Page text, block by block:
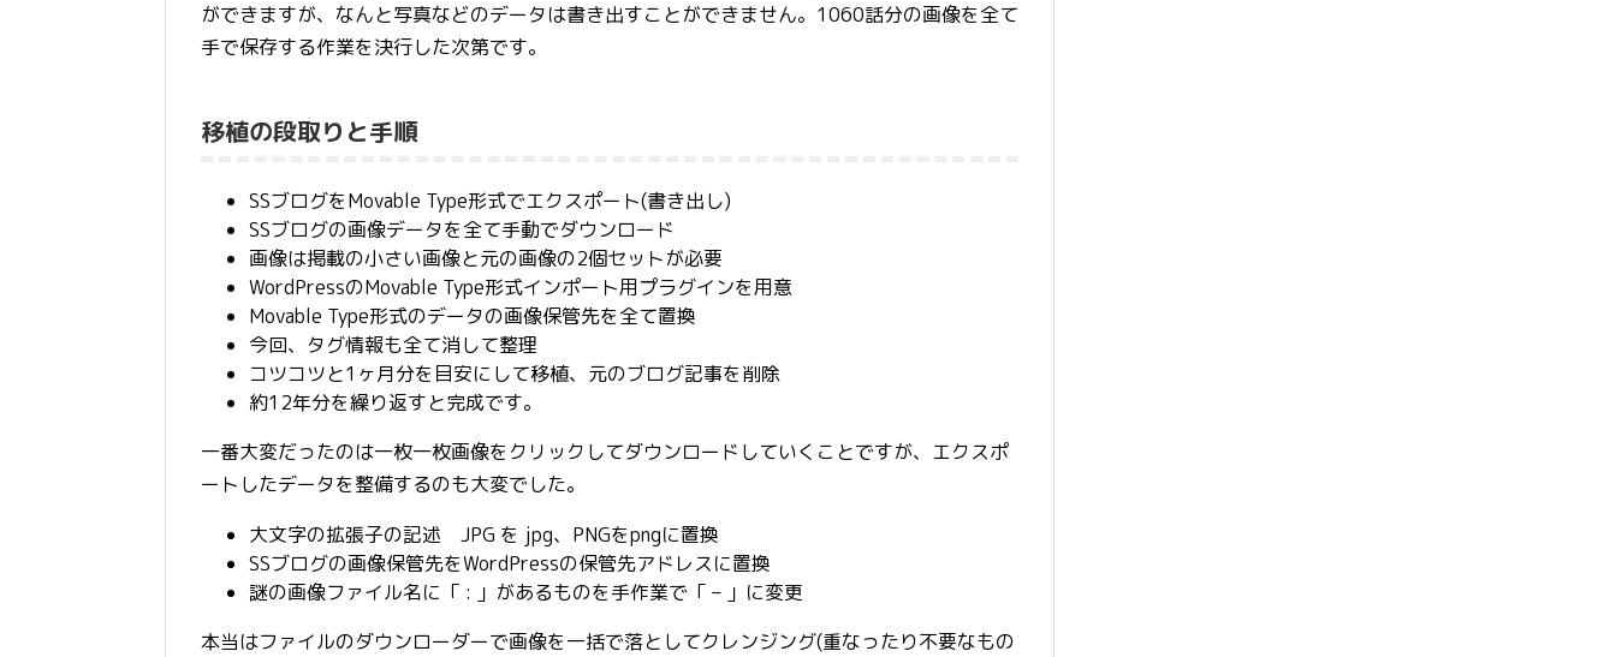
ができますが、なんと写真などのデータは書き出すことができません。1060話分の画像を全て
手で保存する作業を決行した次第です。
移植の段取りと手順
SSブログをMovable Type形式でエクスポート(書き出し)
SSブログの画像データを全て手動でダウンロード
画像は掲載の小さい画像と元の画像の2個セットが必要
WordPressのMovable Type形式インポート用プラグインを用意
Movable Type形式のデータの画像保管先を全て置換
今回、タグ情報も全て消して整理
コツコツと1ヶ月分を目安にして移植、元のブログ記事を削除
約12年分を繰り返すと完成です。
一番大変だったのは一枚一枚画像をクリックしてダウンロードしていくことですが、エクスポ
ートしたデータを整備するのも大変でした。
大文字の拡張子の記述 JPG を jpg、PNGをpngに置換
SSブログの画像保管先をWordPressの保管先アドレスに置換
謎の画像ファイル名に「 : 」があるものを手作業で「 – 」に変更
本当はファイルのダウンローダーで画像を一括で落としてクレンジング(重なったり不要なもの